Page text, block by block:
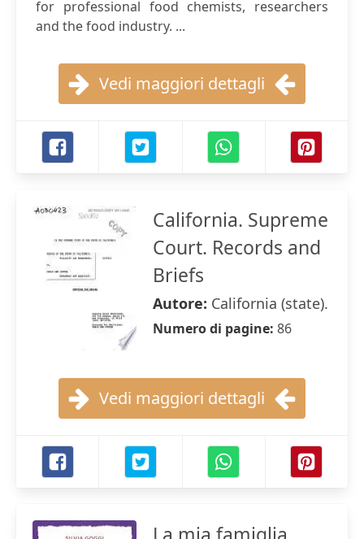
for professional food chemists, researchers
and the food industry. ...
Vedi maggiori dettagli
California. Supreme
Court. Records and
Briefs
Autore: California (state).
Numero di pagine: 86
Vedi maggiori dettagli